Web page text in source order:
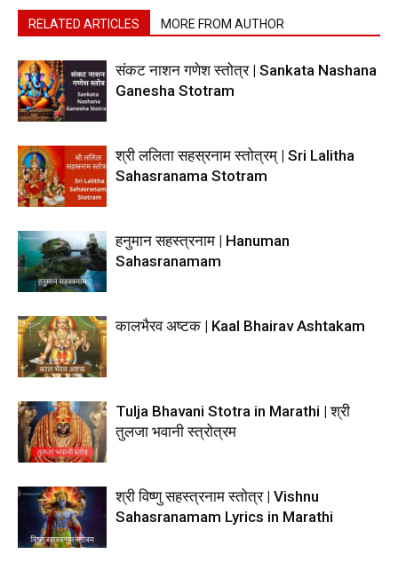
RELATED ARTICLES MORE FROM AUTHOR
संकट नाशन गणेश स्तोत्र | Sankata Nashana
Ganesha Stotram
श्री ललिता सहस्रनाम स्तोत्रम् | Sri Lalitha
Sahasranama Stotram
हनुमान सहस्त्रनाम | Hanuman
Sahasranamam
कालभैरव अष्टक | Kaal Bhairav Ashtakam
Tulja Bhavani Stotra in Marathi | श्री
तुलजा भवानी स्त्रोत्रम
श्री विष्णु सहस्त्रनाम स्तोत्र | Vishnu
Sahasranamam Lyrics in Marathi